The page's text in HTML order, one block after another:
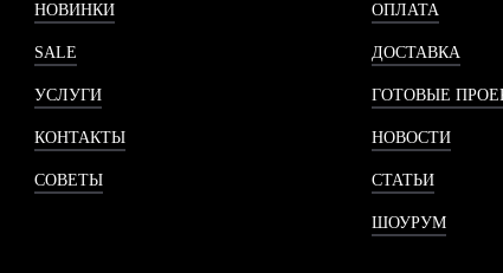
НОВИНКИ
SALE
УСЛУГИ
КОНТАКТЫ
СОВЕТЫ
ОПЛАТА
ДОСТАВКА
ГОТОВЫЕ
НОВОСТИ
СТАТЬИ
ШОУРУМ